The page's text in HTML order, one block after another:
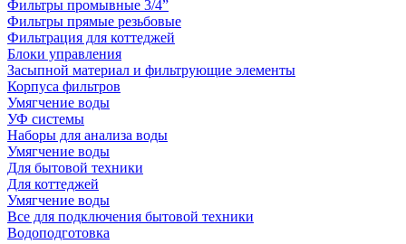
Фильтры промывные 3/4”
Фильтры прямые резьбовые
Фильтрация для коттеджей
Блоки управления
Засыпной материал и фильтрующие элементы
Корпуса фильтров
Умягчение воды
УФ системы
Наборы для анализа воды
Умягчение воды
Для бытовой техники
Для коттеджей
Умягчение воды
Все для подключения бытовой техники
Водоподготовка